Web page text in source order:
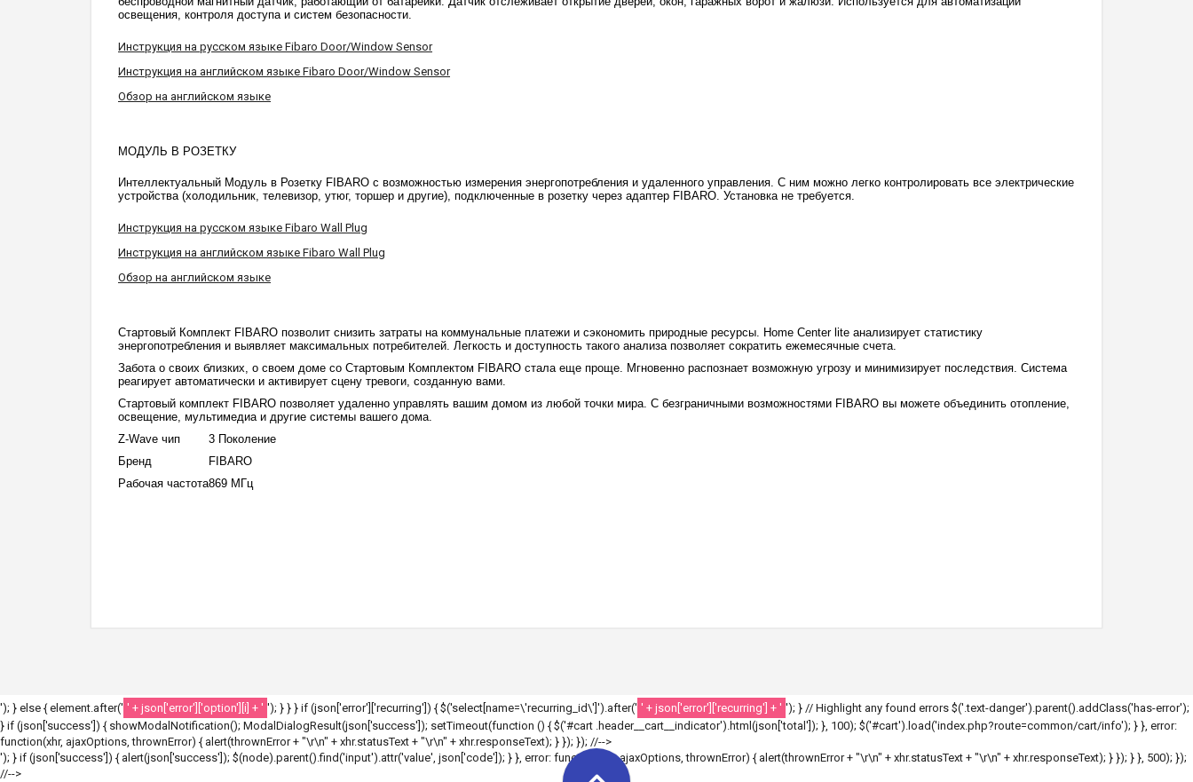
освещения, контроля доступа и систем безопасности.
Инструкция на русском языке Fibaro Door/Window Sensor
Инструкция на английском языке Fibaro Door/Window Sensor
Обзор на английском языке
МОДУЛЬ В РОЗЕТКУ
Интеллектуальный Модуль в Розетку FIBARO с возможностью измерения энергопотребления и удаленного управления. C ним можно легко контролировать все электрические
устройства (холодильник, телевизор, утюг, торшер и другие), подключенные в розетку через адаптер FIBARO. Установка не требуется.
Инструкция на русском языке Fibaro Wall Plug
Инструкция на английском языке Fibaro Wall Plug
Обзор на английском языке
Стартовый Комплект FIBARO позволит снизить затраты на коммунальные платежи и сэкономить природные ресурсы. Home Center lite анализирует статистику
энергопотребления и выявляет максимальных потребителей. Легкость и доступность такого анализа позволяет сократить ежемесячные счета.
Забота о своих близких, о своем доме со Стартовым Комплектом FIBARO стала еще проще. Мгновенно распознает возможную угрозу и минимизирует последствия. Система
реагирует автоматически и активирует сцену тревоги, созданную вами.
Cтартовый комплект FIBARO позволяет удаленно управлять вашим домом из любой точки мира. С безграничными возможностями FIBARO вы можете объединить отопление,
освещение, мультимедиа и другие системы вашего дома.
Z-Wave чип
3 Поколение
Бренд
FIBARO
Рабочая частота869 МГц
'); } else { element.after(' ' + json['error']['option'][i] + ' '); } } } if (json['error']['recurring']) { $('select[name=\'recurring_id\']').after(' ' + json['error']['recurring'] + ' '); } // Highlight any found errors $('.text-danger').parent().addClass('has-error');
} if (json['success']) { showModalNotification(); ModalDialogResult(json['success']); setTimeout(function () { $('#cart .header__cart__indicator').html(json['total']); }, 100); $('#cart').load('index.php?route=common/cart/info'); } }, error:
function(xhr, ajaxOptions, thrownError) { alert(thrownError + "\r\n" + xhr.statusText + "\r\n" + xhr.responseText); } }); }); //-->
'); } if (json['success']) { alert(json['success']); $(node).parent().find('input').attr('value', json['code']); } }, error: function(xhr, ajaxOptions, thrownError) { alert(thrownError + "\r\n" + xhr.statusText + "\r\n" + xhr.responseText); } }); } }, 500); });
//-->